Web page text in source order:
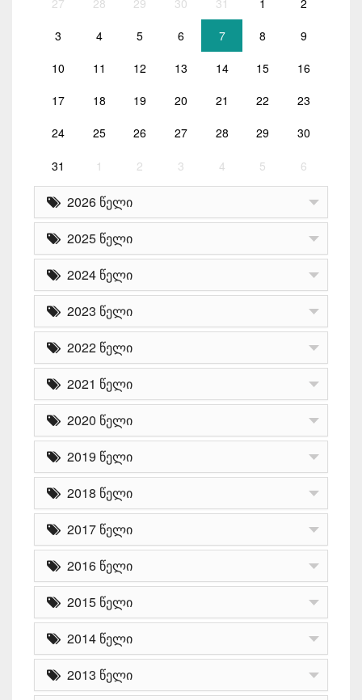
3 4 5 6 7 8 9
10 11 12 13 14 15 16
17 18 19 20 21 22 23
24 25 26 27 28 29 30
31 1 2 3 4 5 6
2026 წელი
2025 წელი
2024 წელი
2023 წელი
2022 წელი
2021 წელი
2020 წელი
2019 წელი
2018 წელი
2017 წელი
2016 წელი
2015 წელი
2014 წელი
2013 წელი